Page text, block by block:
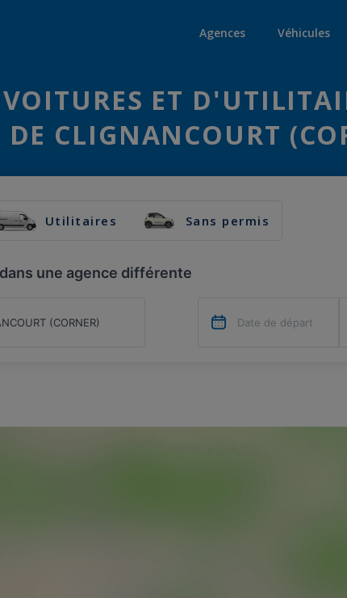
Agences Véhicules
ET
DE CLIGNANCOURT
Utilitaires Sans permis
une agence différente